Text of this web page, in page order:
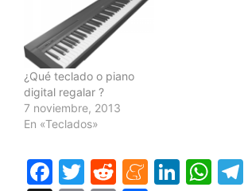
¿Qué teclado o piano
digital regalar ?
7 noviembre, 2013
En «Teclados»
F
T
R
M Li W